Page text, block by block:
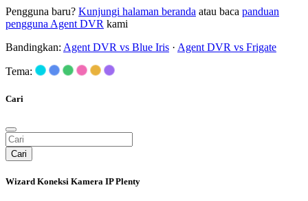
Pengguna baru? Kunjungi halaman beranda atau baca panduan
pengguna Agent DVR kami
Bandingkan: Agent DVR vs Blue Iris · Agent DVR vs Frigate
Tema:
Cari
Cari
Wizard Koneksi Kamera IP Plenty